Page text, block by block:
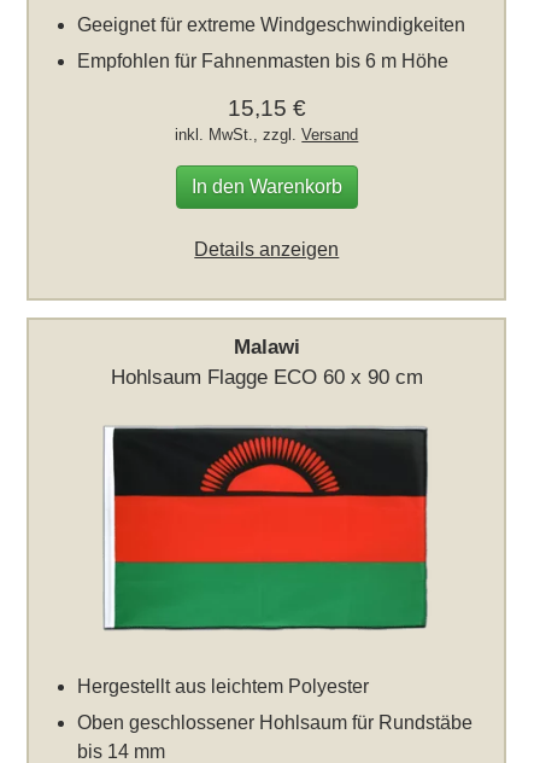
Geeignet für extreme Windgeschwindigkeiten
Empfohlen für Fahnenmasten bis 6 m Höhe
15,15 €
inkl. MwSt., zzgl.Versand
In den Warenkorb
Details anzeigen
Malawi
Hohlsaum Flagge ECO 60 x 90 cm
Hergestellt aus leichtem Polyester
Oben geschlossener Hohlsaum für Rundstäbe
bis 14 mm